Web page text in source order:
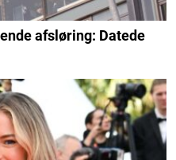
afsløring: Datede